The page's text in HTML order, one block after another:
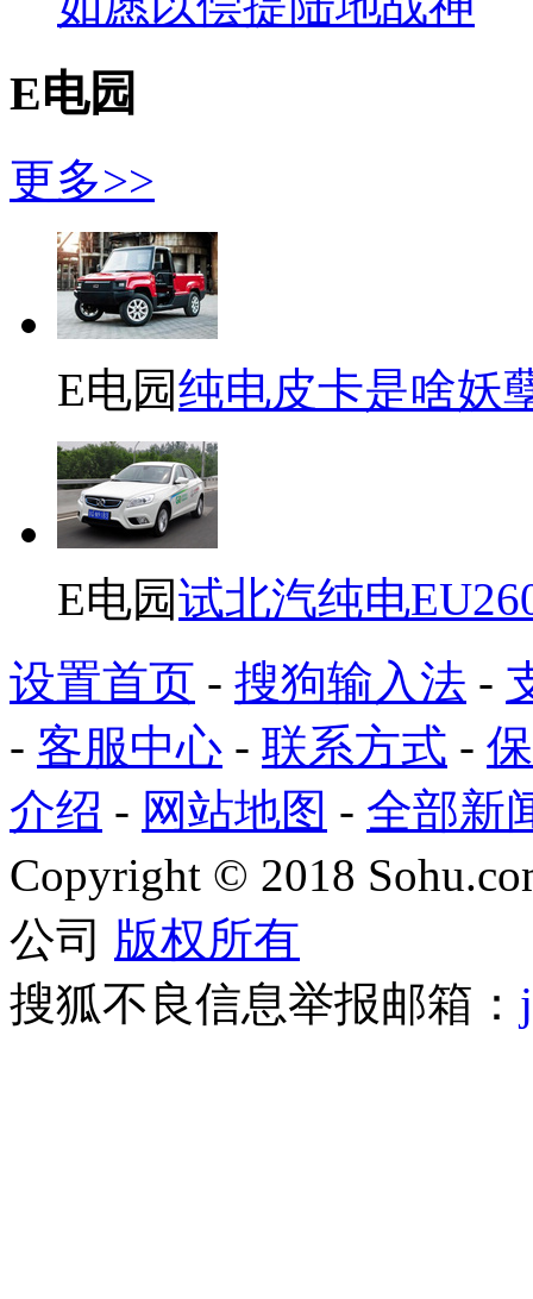
E电园
更多>>
E电园纯电皮卡是啥妖
E电园试北汽纯电
设置首页 - 搜狗输入法 -
- 客服中心 - 联系方式 -
介绍 - 网站地图 - 全部新
Copyright © 2018
公司 版权所有
搜狐不良信息举报邮箱：